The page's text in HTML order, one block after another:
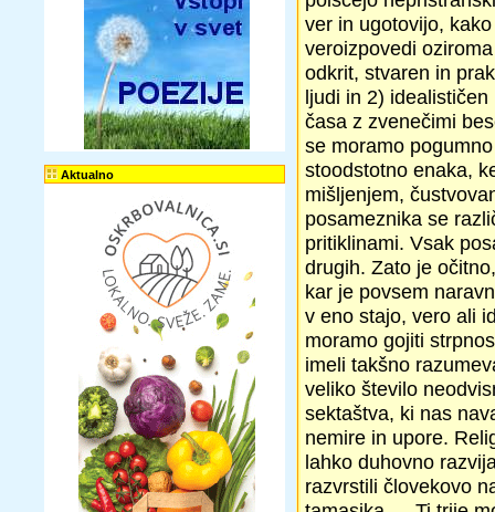
Aktualno
ver in ugotovijo,
veroizpovedi
odkrit, stvaren in
ljudi in 2)
časa z zvenečimi
se moramo
stoodstotno enaka,
mišljenjem,
posameznika se
pritiklinami. Vsak
drugih. Zato je
kar je povsem
v eno stajo, vero ali
moramo gojiti
imeli takšno
veliko število
sektaštva, ki nas
nemire in upore.
lahko duhovno
razvrstili človekovo